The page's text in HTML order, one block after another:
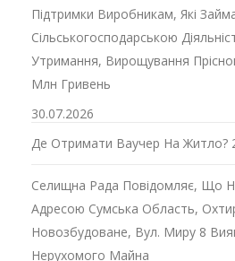
Підтримки Виробникам, Які
Сільськогосподарською
Утримання, Вирощування
Млн Гривень
30.07.2026
Де Отримати Ваучер На Житло?
Селищна Рада Повідомляє, Що
Адресою Сумська Область,
Новозбудоване, Вул. Миру 8
Нерухомого Майна